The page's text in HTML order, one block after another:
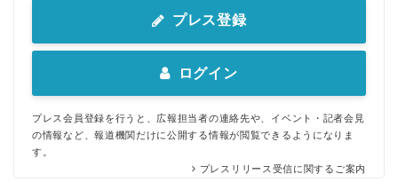
プレス登録
ログイン
プレス会員登録を行うと、広報担当者の連絡先や、イベント・記者会見
の情報など、報道機関だけに公開する情報が閲覧できるようになりま
す。
プレスリリース受信に関するご案内